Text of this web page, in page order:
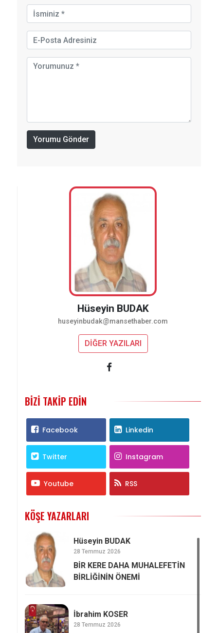
Yorumu Gönder
Hüseyin BUDAK
huseyinbudak@mansethaber.com
DİĞER YAZILARI
BIZI TAKIP EDIN
Facebook Linkedin
Twitter Instagram
Youtube RSS
KÖŞE YAZARLARI
Hüseyin BUDAK
28 Temmuz 2026
BİR KERE DAHA MUHALEFETİN
BİRLİĞİNİN ÖNEMİ
İbrahim KOSER
28 Temmuz 2026